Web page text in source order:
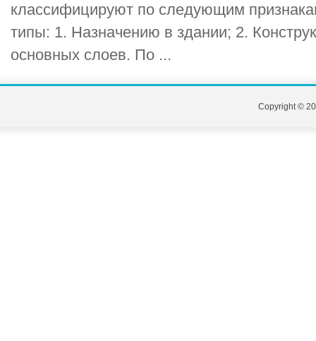
классифицируют по следующим
типы: 1. Назначению в здании; 2.
основных слоев. По ...
Copyright ©